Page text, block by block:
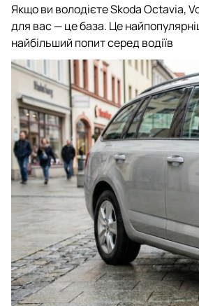
Якщо ви володієте Skoda Octavia,
для вас — це база. Це
найбільший попит серед водіїв